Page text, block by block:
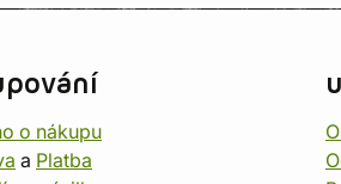
o nákupu
a Platba